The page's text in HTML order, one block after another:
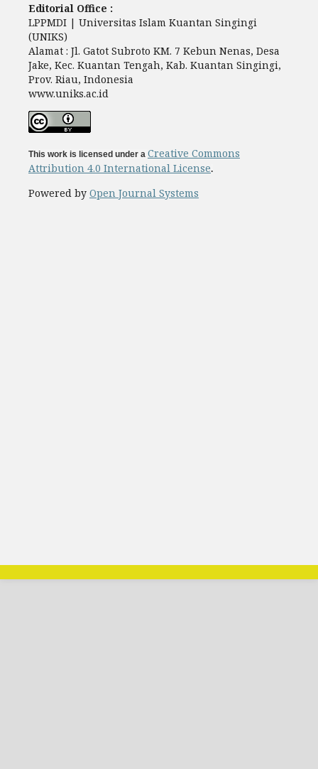
Editorial Office :
LPPMDI | Universitas Islam Kuantan Singingi
(UNIKS)
Alamat : Jl. Gatot Subroto KM. 7 Kebun Nenas, Desa
Jake, Kec. Kuantan Tengah, Kab. Kuantan Singingi,
Prov. Riau, Indonesia
www.uniks.ac.id
This work is licensed under a Creative Commons
Attribution 4.0 International License.
Powered by Open Journal Systems